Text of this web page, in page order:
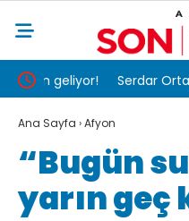
Serdar Ortaç açıkladı:
Ana Sayfa ›Afyon
“Bugün
yarın geç